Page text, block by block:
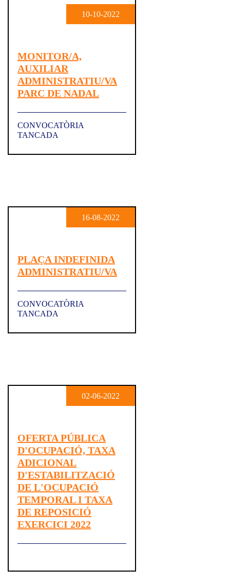
10-10-2022
MONITOR/A,
AUXILIAR
ADMINISTRATIU/VA
PARC DE NADAL
CONVOCATÒRIA
TANCADA
16-08-2022
PLAÇA INDEFINIDA
ADMINISTRATIU/VA
CONVOCATÒRIA
TANCADA
02-06-2022
OFERTA PÚBLICA
D'OCUPACIÓ, TAXA
ADICIONAL
D'ESTABILITZACIÓ
DE L'OCUPACIÓ
TEMPORAL I TAXA
DE REPOSICIÓ
EXERCICI 2022